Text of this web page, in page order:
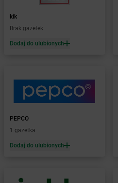
Białka Tatrzańska
Żabka
Żabka Białogard
Żabka Białogóra
Żabka Białystok
Żabka
Żabka
Żabka Biedrusko
Żabka Bielany Wrocławskie
kik
Brak gazetek
Dodaj do ulubionych
PEPCO
1 gazetka
Dodaj do ulubionych